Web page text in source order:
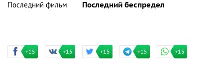
Последний фильм
Последний беспредел
+15 +15 +15 +15 +15